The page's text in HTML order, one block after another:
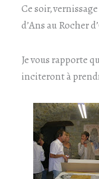
Ce soir,
d’Ans au Rocher
Je vous rapporte
inciteront à